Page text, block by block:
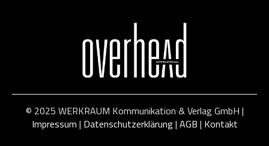
© 2025 WERKRAUM Kommunikation & Verlag GmbH |
Impressum | Datenschutzerklärung| AGB | Kontakt